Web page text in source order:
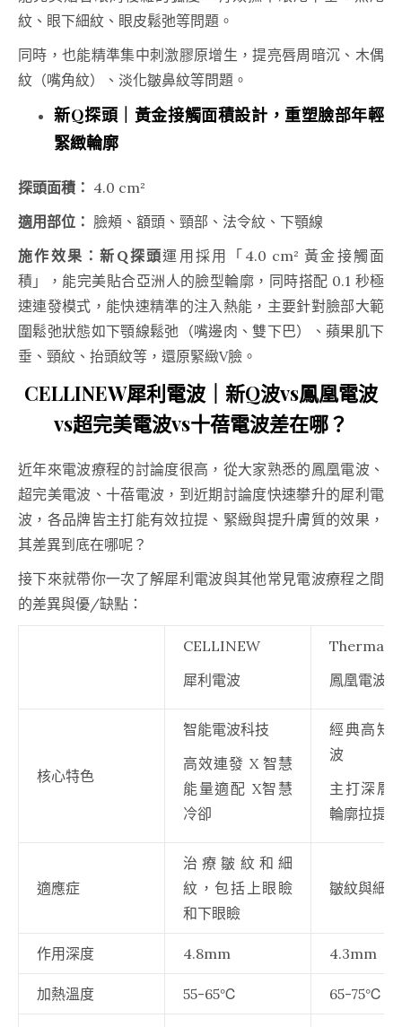
紋、眼下細紋、眼皮鬆弛等問題。
同時，也能精準集中刺激膠原增生，提亮唇周暗沉、木偶
紋（嘴角紋）、淡化皺鼻紋等問題。
新Q探頭｜黃金接觸面積設計，重塑臉部年輕
緊緻輪廓
探頭面積： 4.0 cm²
適用部位： 臉頰、額頭、頸部、法令紋、下顎線
施作效果：新Q探頭運用採用「4.0 cm² 黃金接觸面
積」，能完美貼合亞洲人的臉型輪廓，同時搭配 0.1 秒極
速連發模式，能快速精準的注入熱能，主要針對臉部大範
圍鬆弛狀態如下顎線鬆弛（嘴邊肉、雙下巴）、蘋果肌下
垂、頸紋、抬頭紋等，還原緊緻V臉。
CELLINEW犀利電波｜新Q波vs鳳凰電波
vs超完美電波vs十蓓電波差在哪？
近年來電波療程的討論度很高，從大家熟悉的鳳凰電波、
超完美電波、十蓓電波，到近期討論度快速攀升的犀利電
波，各品牌皆主打能有效拉提、緊緻與提升膚質的效果，
其差異到底在哪呢？
接下來就帶你一次了解犀利電波與其他常見電波療程之間
的差異與優/缺點：
CELLINEW
犀利電波
鳳凰電波
核心特色
智能電波科技
高效連發 X 智慧
能量適配 X智慧
冷卻
經典高知
波
主打深層
輪廓拉提
適應症
治療皺紋和細
紋，包括上眼瞼
和下眼瞼
皺紋與細
作用深度 4.8mm 4.3mm
加熱溫度 55-65℃ 65-75℃